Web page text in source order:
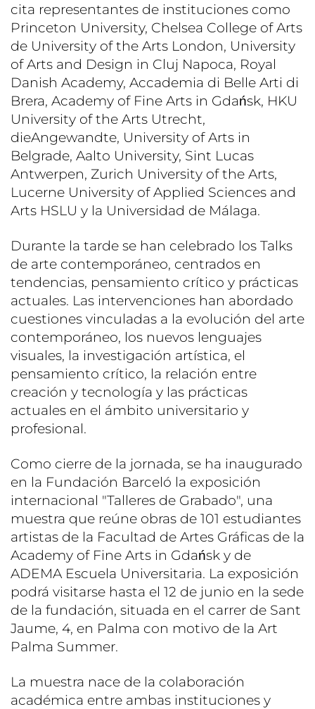
cita representantes de instituciones como
Princeton University, Chelsea College of Arts
de University of the Arts London, University
of Arts and Design in Cluj Napoca, Royal
Danish Academy, Accademia di Belle Arti di
Brera, Academy of Fine Arts in Gdańsk, HKU
University of the Arts Utrecht,
dieAngewandte, University of Arts in
Belgrade, Aalto University, Sint Lucas
Antwerpen, Zurich University of the Arts,
Lucerne University of Applied Sciences and
Arts HSLU y la Universidad de Málaga.
Durante la tarde se han celebrado los Talks
de arte contemporáneo, centrados en
tendencias, pensamiento crítico y prácticas
actuales. Las intervenciones han abordado
cuestiones vinculadas a la evolución del arte
contemporáneo, los nuevos lenguajes
visuales, la investigación artística, el
pensamiento crítico, la relación entre
creación y tecnología y las prácticas
actuales en el ámbito universitario y
profesional.
Como cierre de la jornada, se ha inaugurado
en la Fundación Barceló la exposición
internacional "Talleres de Grabado", una
muestra que reúne obras de 101 estudiantes
artistas de la Facultad de Artes Gráficas de la
Academy of Fine Arts in Gdańsk y de
ADEMA Escuela Universitaria. La exposición
podrá visitarse hasta el 12 de junio en la sede
de la fundación, situada en el carrer de Sant
Jaume, 4, en Palma con motivo de la Art
Palma Summer.
La muestra nace de la colaboración
académica entre ambas instituciones y